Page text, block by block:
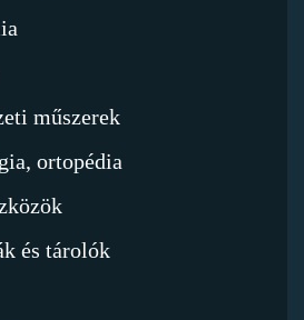
műszerek
ortopédia
és tárolók